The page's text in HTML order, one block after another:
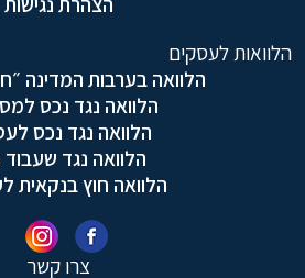
צרו קשר
הלוואות לעסקים
הלוואה בערבות המדינה
הלוואה נגד נכס
הלוואה נגד נכס
הלוואה נגד שעבוד
הלוואה חוץ בנקאית